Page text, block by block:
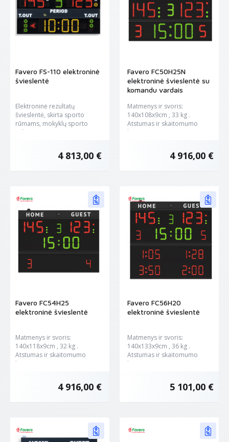
Favero FS-110 elektroninė
švieslentė
Elektroninė rezultatų
švieslentė, skirta sporto
rūmams, mokyklų sporto
salėms, ar...
4 813,00 €
Favero FC50H25N
elektroninė švieslentė su
komandu vardais
Matmenys ir svoris:
140x108x9cm , 33 kg .
Atstumas ir skaitomumo
kampas:...
4 916,00 €
Favero FC54H25
elektroninė švieslentė
Matmenys ir svoris:
140x118x9cm , 32 kg .
Atstumas ir skaitomumo
kampas:...
4 916,00 €
Favero FC56H20
elektroninė švieslentė
Matmenys ir svoris:
140x133x9cm , 36 kg .
Atstumas ir skaitomumo
kampas: 90...
5 101,00 €